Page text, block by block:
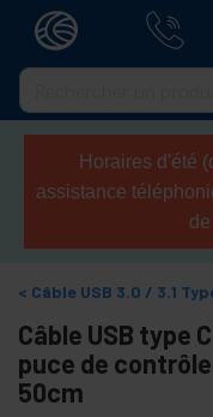
Horaires d'été
assistance
Câble USB 3.0 / 3.1
Câble USB type
puce de
50cm